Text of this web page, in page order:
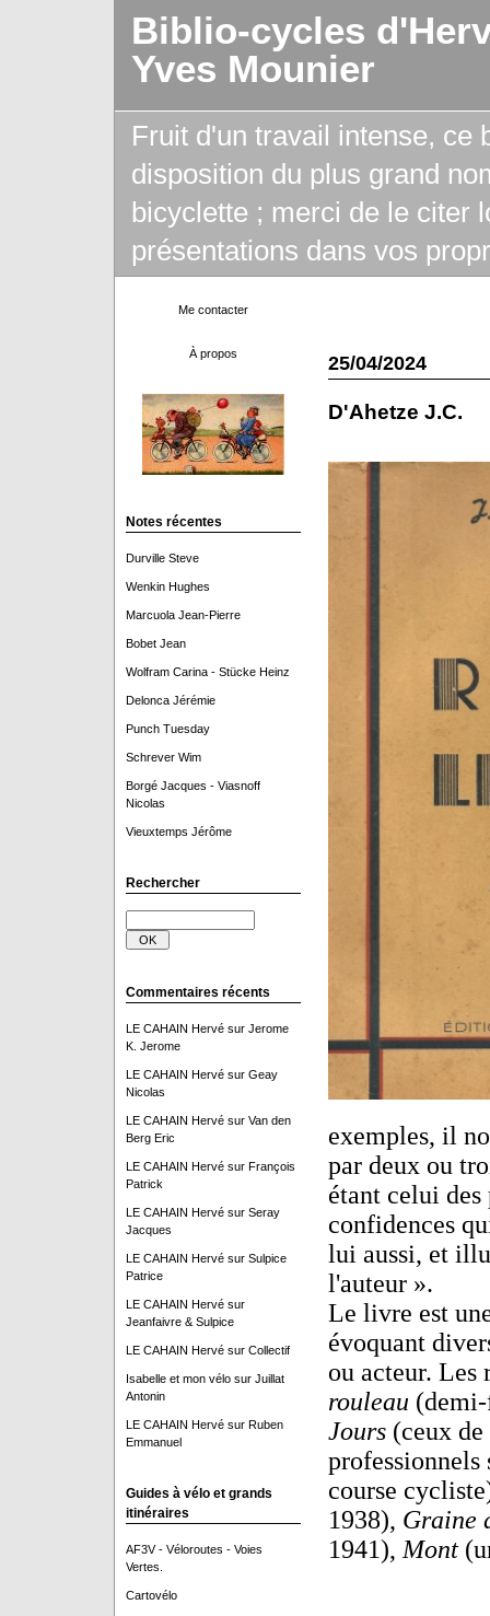
Biblio-cycles
Yves Mounier
Fruit d'un travail intense, ce
disposition du plus grand
bicyclette ; merci de le citer
présentations dans vos
Me contacter
À propos
Notes récentes
Durville Steve
Wenkin Hughes
Marcuola Jean-Pierre
Bobet Jean
Wolfram Carina - Stücke Heinz
Delonca Jérémie
Punch Tuesday
Schrever Wim
Borgé Jacques - Viasnoff
Nicolas
Vieuxtemps Jérôme
Rechercher
Commentaires récents
LE CAHAIN Hervésur Jerome
K. Jerome
LE CAHAIN Hervésur Geay
Nicolas
LE CAHAIN Hervésur Van den
Berg Eric
LE CAHAIN Hervésur François
Patrick
LE CAHAIN Hervésur Seray
Jacques
LE CAHAIN Hervésur Sulpice
Patrice
LE CAHAIN Hervésur
Jeanfaivre & Sulpice
LE CAHAIN Hervésur Collectif
Isabelle et mon vélosur Juillat
Antonin
LE CAHAIN Hervésur Ruben
Emmanuel
Guides à vélo et grands
itinéraires
AF3V - Véloroutes - Voies
Vertes.
Cartovélo
25/04/2024
D'Ahetze J.C.
exemples, il
par deux ou
étant celui
confidences
lui aussi, et
l'auteur ».
Le livre est
évoquant
ou acteur.
rouleau
Jours(ceux de
course
1938), Graine
1941), Mont